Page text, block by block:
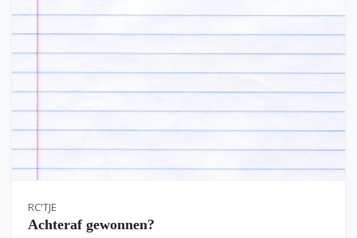
RC'TJE
Achteraf gewonnen?